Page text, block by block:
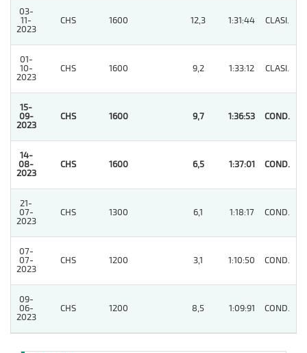
03-
11-
2023
CHS 1600 12,3 1:31:44 CLASI.
01-
10-
2023
CHS 1600 9,2 1:33:12 CLASI.
15-
09-
2023
CHS 1600 9,7 1:36:53 COND.
14-
08-
2023
CHS 1600 6,5 1:37:01 COND.
21-
07-
2023
CHS 1300 6,1 1:18:17 COND.
07-
07-
2023
CHS 1200 3,1 1:10:50 COND.
09-
06-
2023
CHS 1200 8,5 1:09:91 COND.